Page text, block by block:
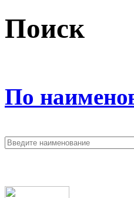
Поиск
По